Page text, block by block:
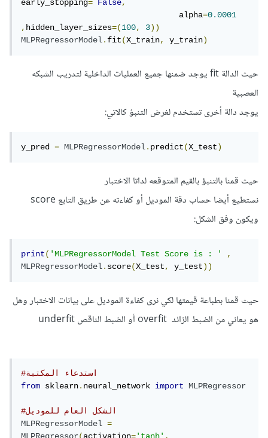
early_stopping= False,
                                 alpha
=0.0001
,hidden_layer_sizes=(100, 3))
MLPRegressorModel.fit(X_train, y_train)
حيث الدالة fit يوجد ضمنها جميع العمليات الداخلية لتدريب الشبكه
العصبية
يوجد دالة أخرى تستخدم لغرض التنبؤ كالاتي:
y_pred = MLPRegressorModel.predict(X_test)
حيث قمنا بالتنبؤ بالقيم المتوقعه لداتا الاختبار
نستطيع أيضا حساب دقة الموديل أو كفاءته عن طريق التابع score
ويكون وفق الشكل:
print('MLPRegressorModel Test Score is : '
,
MLPRegressorModel.score(X_test, y_test))
حيث قمنا بطباعة قيمتها لكي نرى كفاءة الموديل على بيانات الاختبار وهل
هو يعاني من الضبط الزائد overfit أو الضبط الناقص underfit
#استدعاء المكتبة
from sklearn.neural_network import MLPRegressor
#الشكل العام للموديل
MLPRegressorModel
=